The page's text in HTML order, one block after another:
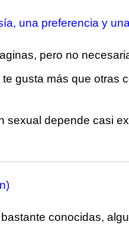
una preferencia y
pero no
gusta más que otras
sexual depende casi
bastante conocidas,